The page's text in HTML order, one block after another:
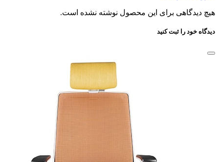
هیچ دیدگاهی برای این محصول نوشته نشده است.
دیدگاه خود را ثبت کنید